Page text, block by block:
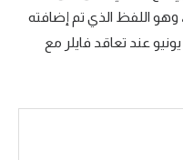
الموسم، وهو اللفظ الذي تم إضافته
تحسبا لاستمرار الموسم لفترة بعد 30 يونيو عند تعاقد فايلر مع